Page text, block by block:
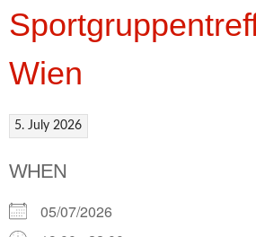
Wien
5. July 2026
WHEN
05/07/2026